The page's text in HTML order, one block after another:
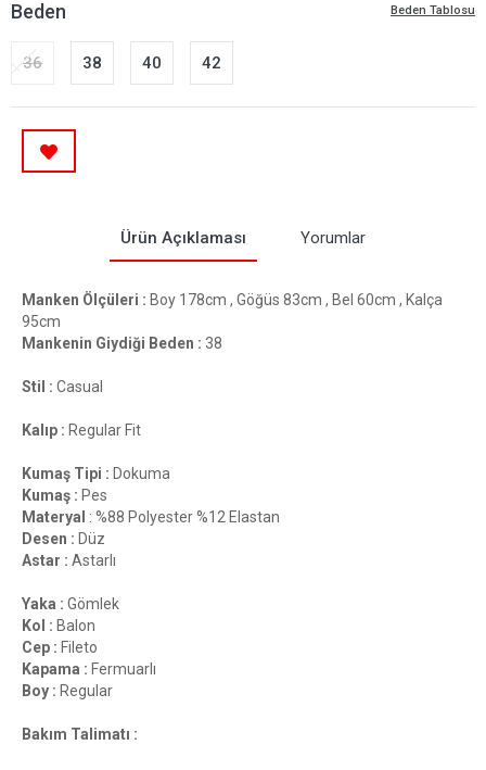
Beden Tablosu
Beden
36 38 40 42
Ürün Açıklaması Yorumlar
Manken Ölçüleri : Boy 178cm , Göğüs 83cm , Bel 60cm , Kalça
95cm
Mankenin Giydiği Beden : 38
Stil : Casual
Kalıp : Regular Fit
Kumaş Tipi : Dokuma
Kumaş : Pes
Materyal : %88 Polyester %12 Elastan
Desen : Düz
Astar : Astarlı
Yaka : Gömlek
Kol : Balon
Cep : Fileto
Kapama : Fermuarlı
Boy : Regular
Bakım Talimatı :